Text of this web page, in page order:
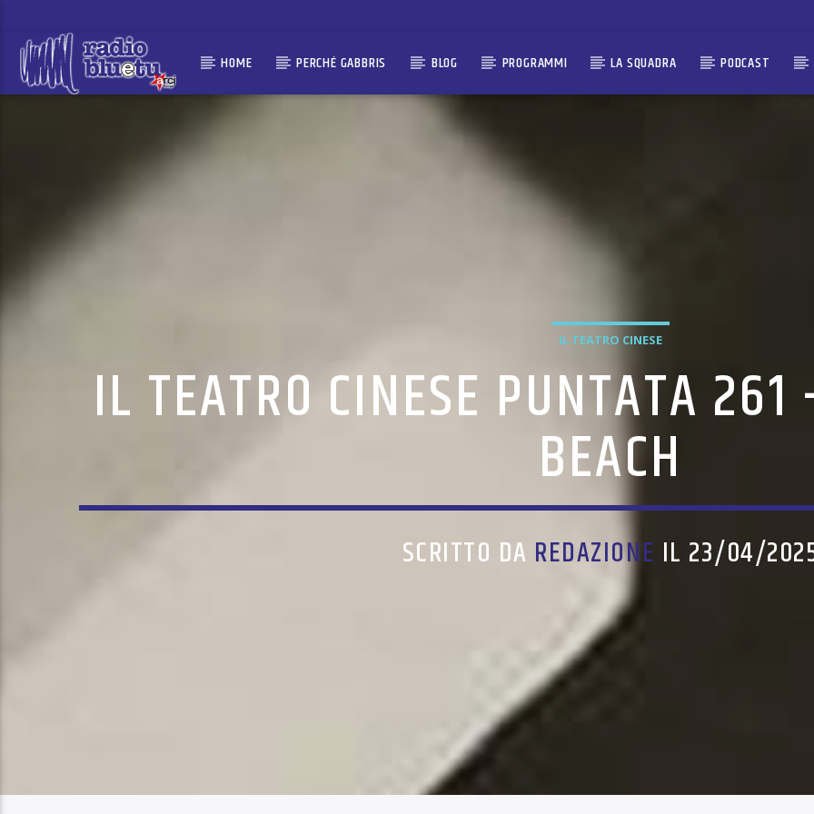
HOME PERCHÉ GABBRIS BLOG PROGRAMMI LA SQUADRA PODCAST
IL TEATRO CINESE
IL TEATRO CINESE PUNTATA
BEACH
SCRITTO DA REDAZIONE IL 23/04/